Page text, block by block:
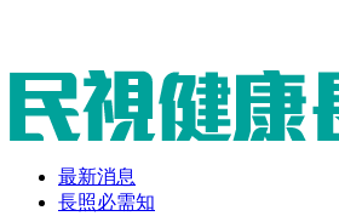
最新消息
長照必需知